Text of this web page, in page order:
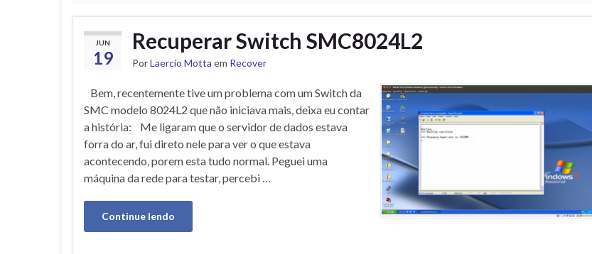
JUN
19
Recuperar Switch SMC8024L2
PorLaercio Motta em Recover
Bem, recentemente tive um problema com um Switch da
SMC modelo 8024L2 que não iniciava mais, deixa eu contar
a história: Me ligaram que o servidor de dados estava
forra do ar, fui direto nele para ver o que estava
acontecendo, porem esta tudo normal. Peguei uma
máquina da rede para testar, percebi …
Continue lendo